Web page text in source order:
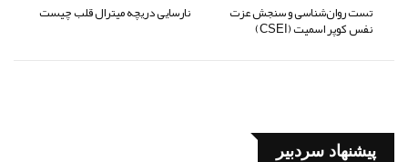
تست روان‌شناسی و سنجش عزت
نفس کوپر اسمیت (CSEI)
نارسایی دریچه میترال قلب چیست
پیشنهاد سردبیر